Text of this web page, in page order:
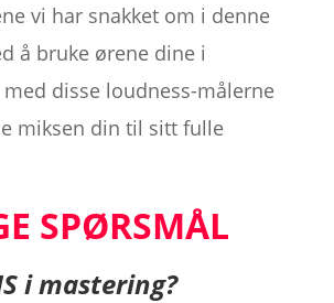
vi har snakket om i denne
å bruke ørene dine i
disse loudness-målerne
miksen din til sitt fulle
SPØRSMÅL
i mastering?